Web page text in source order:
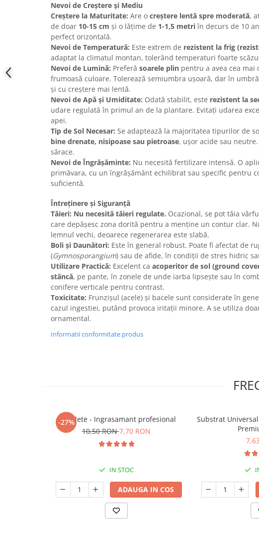
Nevoi de Creștere și Mediu
Creștere la Maturitate: Are o creștere lentă spre moderată,
de doar 10-15 cm și o lățime de 1-1,5 metriîn decurs de 10
perfect orizontală.
Nevoi de Temperatură: Este extrem de rezistent la frig
adaptat la climatul montan, tolerând temperaturi foarte
Nevoi de Lumină: Preferă soarele plin pentru a avea cea mai
frumoasă culoare. Tolerează semiumbra ușoară, dar în
și cu creștere mai lentă.
Nevoi de Apă și Umiditate: Odată stabilit, este rezistent la
udare regulată în primul an de la plantare. Evitați udarea
apei.
Tip de Sol Necesar: Se adaptează la majoritatea tipurilor de
bine drenate, nisipoase sau pietroase, ușor acide sau
sărace.
Nevoi de Îngrășăminte: Nu necesită fertilizare intensă. O
primăvara, cu un îngrășământ echilibrat sau specific pentru
suficientă.
Întreținere și Siguranță
Tăieri: Nu necesită tăieri regulate. Ocazional, se pot tăia
care depășesc zona dorită pentru a menține un contur clar.
lemnul vechi, deoarece regenerarea este slabă.
Boli și Daunători: Este în general robust. Poate fi afectat de
(Gymnosporangium) sau de afide, în condiții de stres hidric
Utilizare Practică: Excelent ca acoperitor de sol (ground
stâncă, pe pante, în zonele de unde iarba lipsește sau în
conifere verticale pentru contrast.
Toxicitate: Frunzișul (acele) și bacele sunt considerate în
cazul ingestiei, putând provoca iritații minore. A se utiliza
ornamental.
Informatii conformitate produs
-27%
5 Tablete - Ingrasamant profesional
10,50 RON7,70 RON
IN STOC
ADAUGA IN COS
Substrat